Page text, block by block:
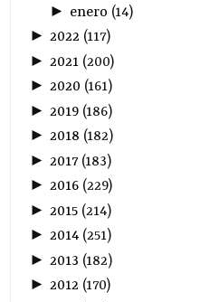
► enero (14)
►2022 (117)
► 2021 (200)
►2020 (161)
► 2019 (186)
►2018 (182)
► 2017(183)
►2016 (229)
► 2015 (214)
►2014 (251)
► 2013 (182)
►2012 (170)